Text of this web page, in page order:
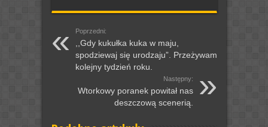
Poprzedni:
,,Gdy kukułka kuka w maju,
spodziewaj się urodzaju”. Przeżywamy
kolejny tydzień roku.
Następny:
Wtorkowy poranek powitał nas
deszczową scenerią.